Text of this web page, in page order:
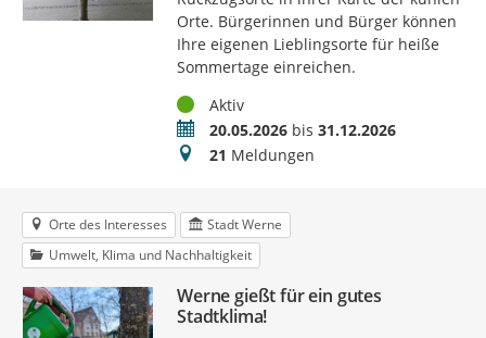
Orte. Bürgerinnen und Bürger können
Ihre eigenen Lieblingsorte für heiße
Sommertage einreichen.
StatusAktiv
Zeitraum20.05.2026bis 31.12.2026
Meldungen
21 Meldungen
Orte des Interesses
Stadt Werne
Umwelt, Klima und Nachhaltigkeit
Werne gießt für ein gutes
Stadtklima!